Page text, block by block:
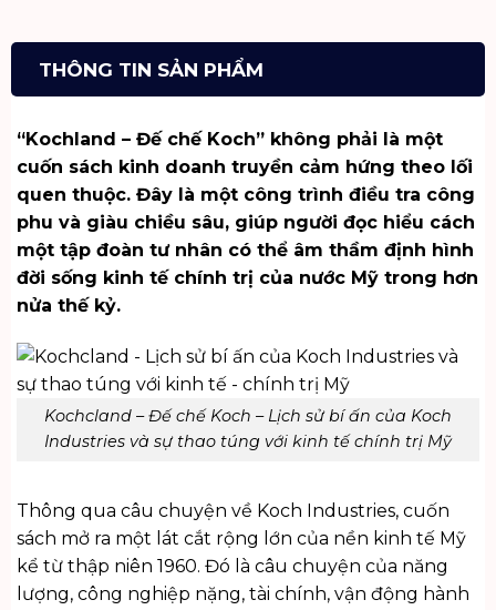
THÔNG TIN SẢN PHẨM
“Kochland – Đế chế Koch” không phải là một
cuốn sách kinh doanh truyền cảm hứng theo lối
quen thuộc. Đây là một công trình điều tra công
phu và giàu chiều sâu, giúp người đọc hiểu cách
một tập đoàn tư nhân có thể âm thầm định hình
đời sống kinh tế chính trị của nước Mỹ trong hơn
nửa thế kỷ.
Kochcland – Đế chế Koch – Lịch sử bí ấn của Koch
Industries và sự thao túng với kinh tế chính trị Mỹ
Thông qua câu chuyện về Koch Industries, cuốn
sách mở ra một lát cắt rộng lớn của nền kinh tế Mỹ
kể từ thập niên 1960. Đó là câu chuyện của năng
lượng, công nghiệp nặng, tài chính, vận động hành